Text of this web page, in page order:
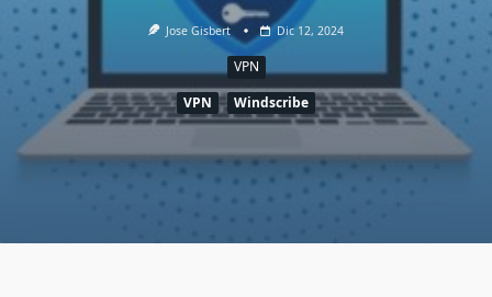
Jose Gisbert Dic 12, 2024
VPN
VPN
Windscribe